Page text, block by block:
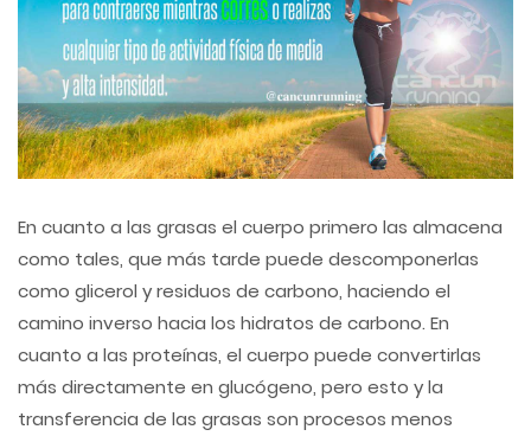
En cuanto a las grasas el cuerpo primero las almacena
como tales, que más tarde puede descomponerlas
como glicerol y residuos de carbono, haciendo el
camino inverso hacia los hidratos de carbono. En
cuanto a las proteínas, el cuerpo puede convertirlas
más directamente en glucógeno, pero esto y la
transferencia de las grasas son procesos menos